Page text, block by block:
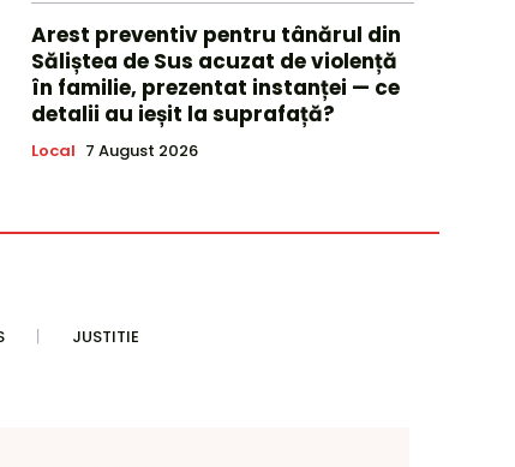
Arest preventiv pentru tânărul din
Săliștea de Sus acuzat de violență
în familie, prezentat instanței — ce
detalii au ieșit la suprafață?
Local 7 August 2026
JUSTITIE